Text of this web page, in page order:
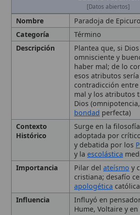
Plantea que, si Dios es
omnisciente y bueno,
haber mal; de lo
esos atributos sería
contradicción entre la
mal y los atributos
Dios (omnipotencia,
bondadperfecta)
Surge en la filosofía
adoptada por críticos
y debatida por los
y laescolásticamedieval.
Pilar delateísmoy
cristiana; desafío
apologéticacatólica.
Influyó en pensadores
Hume, Voltaire y en la
provocó respuestas
tomistas y
Vaticano Iy del
Origen
Atribuida al filósofo
(341-270 a.C.)
Lactancio ySan Agustín